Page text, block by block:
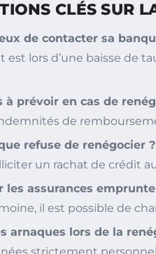
CLÉS SUR
de contacter sa
est lors d’une baisse de
à prévoir en cas de
de
refuse de renégocier ?
un rachat de crédit
les assurances
il est possible de
arnaques lors de la
strictement